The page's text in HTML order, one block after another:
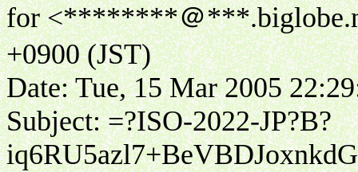
for <********＠
+0900 (JST)
Date: Tue, 15 Mar 2005
Subject: =?ISO-2022-JP?B?